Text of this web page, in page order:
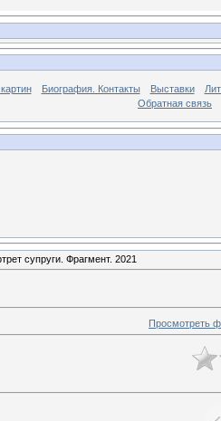
Биография. Контакты Выставки
Обратная связь
супруги. Фрагмент. 2021
Просмотреть